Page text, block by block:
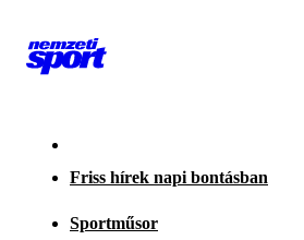
Friss hírek napi bontásban
Sportműsor